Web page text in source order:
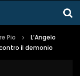
Pio
L’Angelo
il demonio